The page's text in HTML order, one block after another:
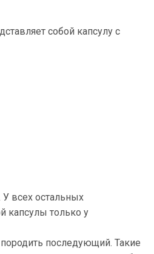
собой капсулу с
всех остальных
капсулы только у
последующий. Такие